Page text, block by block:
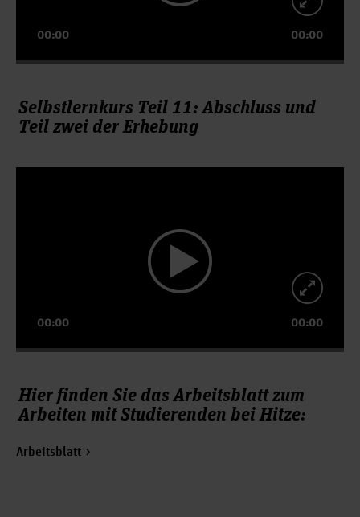
00:00 00:00
Selbstlernkurs Teil 11: Abschluss und
Teil zwei der Erhebung
00:00 00:00
Hier finden Sie das Arbeitsblatt zum
Arbeiten mit Studierenden bei Hitze:
Arbeitsblatt